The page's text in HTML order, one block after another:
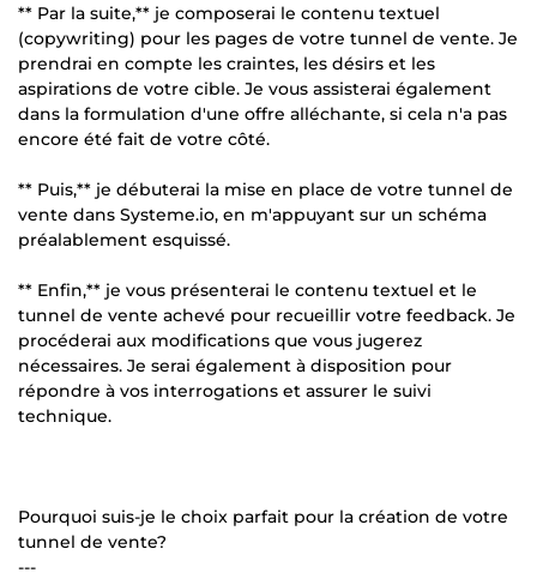
** Par la suite,** je composerai le contenu textuel
(copywriting) pour les pages de votre tunnel de vente. Je
prendrai en compte les craintes, les désirs et les
aspirations de votre cible. Je vous assisterai également
dans la formulation d'une offre alléchante, si cela n'a pas
encore été fait de votre côté.
** Puis,** je débuterai la mise en place de votre tunnel de
vente dans Systeme.io, en m'appuyant sur un schéma
préalablement esquissé.
** Enfin,** je vous présenterai le contenu textuel et le
tunnel de vente achevé pour recueillir votre feedback. Je
procéderai aux modifications que vous jugerez
nécessaires. Je serai également à disposition pour
répondre à vos interrogations et assurer le suivi
technique.
Pourquoi suis-je le choix parfait pour la création de votre
tunnel de vente?
---